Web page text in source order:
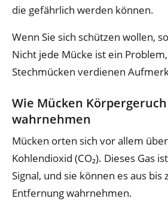
die gefährlich werden können.
Wenn Sie sich schützen wollen,
Nicht jede Mücke ist ein
Stechmücken verdienen
Wie Mücken Körpergeruch
wahrnehmen
Mücken orten sich vor allem
Kohlendioxid (CO₂). Dieses Gas
Signal, und sie können es aus bis
Entfernung wahrnehmen.